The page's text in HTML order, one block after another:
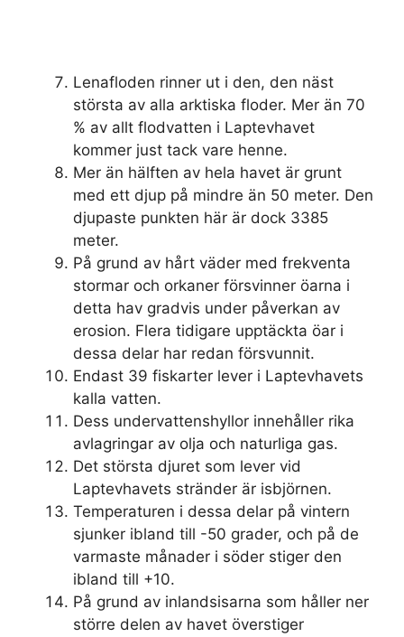
Lenafloden rinner ut i den, den näst
största av alla arktiska floder. Mer än 70
% av allt flodvatten i Laptevhavet
kommer just tack vare henne.
Mer än hälften av hela havet är grunt
med ett djup på mindre än 50 meter. Den
djupaste punkten här är dock 3385
meter.
På grund av hårt väder med frekventa
stormar och orkaner försvinner öarna i
detta hav gradvis under påverkan av
erosion. Flera tidigare upptäckta öar i
dessa delar har redan försvunnit.
Endast 39 fiskarter lever i Laptevhavets
kalla vatten.
Dess undervattenshyllor innehåller rika
avlagringar av olja och naturliga gas.
Det största djuret som lever vid
Laptevhavets stränder är isbjörnen.
Temperaturen i dessa delar på vintern
sjunker ibland till -50 grader, och på de
varmaste månader i söder stiger den
ibland till +10.
På grund av inlandsisarna som håller ner
större delen av havet överstiger